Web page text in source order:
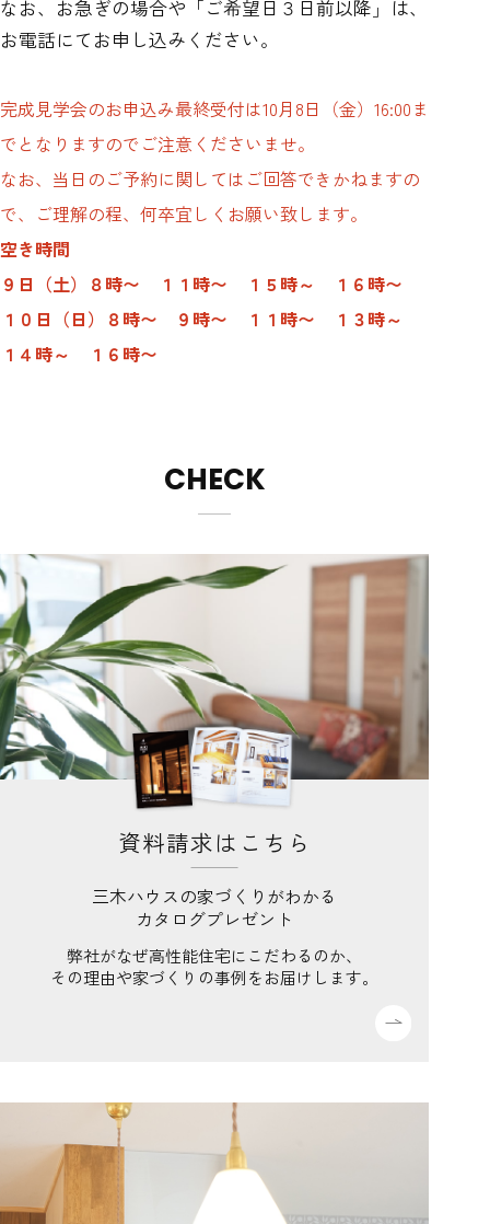
なお、お急ぎの場合や「ご希望日３日前以降」は、
お電話にてお申し込みください。
完成見学会のお申込み最終受付は10月8日（金）16:00ま
でとなりますのでご注意くださいませ。
なお、当日のご予約に関してはご回答できかねますの
で、ご理解の程、何卒宜しくお願い致します。
空き時間
９日（土）８時〜 １１時〜 １５時～ １６時〜
１０日（日）８時〜 ９時〜 １１時〜 １３時～
１４時～ １６時〜
CHECK
資料請求はこちら
三木ハウスの家づくりがわかる
カタログプレゼント
弊社がなぜ高性能住宅にこだわるのか、
その理由や家づくりの事例をお届けします。